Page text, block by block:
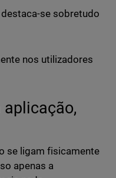
se sobretudo
nos utilizadores
aplicação,
se ligam fisicamente
apenas a